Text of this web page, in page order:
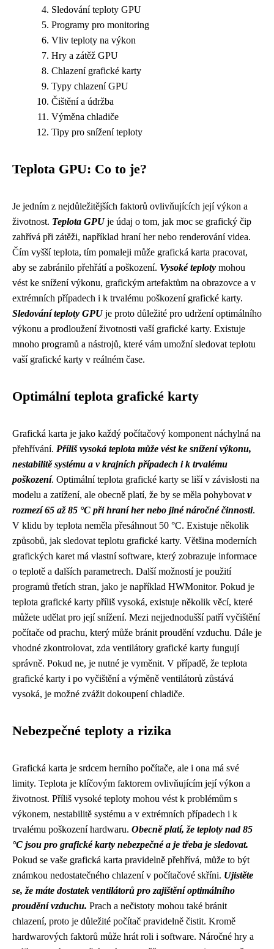
Sledování teploty GPU
Programy pro monitoring
Vliv teploty na výkon
Hry a zátěž GPU
Chlazení grafické karty
Typy chlazení GPU
Čištění a údržba
Výměna chladiče
Tipy pro snížení teploty
Teplota GPU: Co to je?
Je jedním z nejdůležitějších faktorů ovlivňujících její výkon a
životnost. Teplota GPUje údaj o tom, jak moc se grafický čip
zahřívá při zátěži, například hraní her nebo renderování videa.
Čím vyšší teplota, tím pomaleji může grafická karta pracovat,
aby se zabránilo přehřátí a poškození. Vysoké teploty mohou
vést ke snížení výkonu, grafickým artefaktům na obrazovce a v
extrémních případech i k trvalému poškození grafické karty.
Sledování teploty GPUje proto důležité pro udržení optimálního
výkonu a prodloužení životnosti vaší grafické karty. Existuje
mnoho programů a nástrojů, které vám umožní sledovat teplotu
vaší grafické karty v reálném čase.
Optimální teplota grafické karty
Grafická karta je jako každý počítačový komponent náchylná na
přehřívání. Příliš vysoká teplota může vést ke snížení výkonu,
nestabilitě systému a v krajních případech i k trvalému
poškození. Optimální teplota grafické karty se liší v závislosti na
modelu a zatížení, ale obecně platí, že by se měla pohybovat v
rozmezí 65 až 85 °C při hraní her nebo jiné náročné činnosti.
V klidu by teplota neměla přesáhnout 50 °C. Existuje několik
způsobů, jak sledovat teplotu grafické karty. Většina moderních
grafických karet má vlastní software, který zobrazuje informace
o teplotě a dalších parametrech. Další možností je použití
programů třetích stran, jako je například HWMonitor. Pokud je
teplota grafické karty příliš vysoká, existuje několik věcí, které
můžete udělat pro její snížení. Mezi nejjednodušší patří vyčištění
počítače od prachu, který může bránit proudění vzduchu. Dále je
vhodné zkontrolovat, zda ventilátory grafické karty fungují
správně. Pokud ne, je nutné je vyměnit. V případě, že teplota
grafické karty i po vyčištění a výměně ventilátorů zůstává
vysoká, je možné zvážit dokoupení chladiče.
Nebezpečné teploty a rizika
Grafická karta je srdcem herního počítače, ale i ona má své
limity. Teplota je klíčovým faktorem ovlivňujícím její výkon a
životnost. Příliš vysoké teploty mohou vést k problémům s
výkonem, nestabilitě systému a v extrémních případech i k
trvalému poškození hardwaru. Obecně platí, že teploty nad 85
°C jsou pro grafické karty nebezpečné a je třeba je sledovat.
Pokud se vaše grafická karta pravidelně přehřívá, může to být
známkou nedostatečného chlazení v počítačové skříni. Ujistěte
se, že máte dostatek ventilátorů pro zajištění optimálního
proudění vzduchu. Prach a nečistoty mohou také bránit
chlazení, proto je důležité počítač pravidelně čistit. Kromě
hardwarových faktorů může hrát roli i software. Náročné hry a